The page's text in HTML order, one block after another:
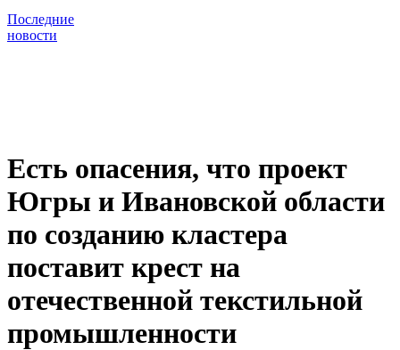
Последние
новости
Есть опасения, что проект
Югры и Ивановской области
по созданию кластера
поставит крест на
отечественной текстильной
промышленности